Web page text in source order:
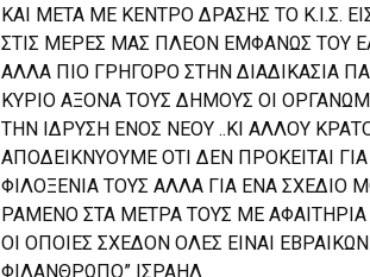
ΚΑΙ ΜΕΤΑ ΜΕ ΚΕΝΤΡΟ ΔΡΑΣΗΣ ΤΟ Κ.Ι.Σ.
ΣΤΙΣ ΜΕΡΕΣ ΜΑΣ ΠΛΕΟΝ ΕΜΦΑΝΩΣ ΤΟΥ
ΑΛΛΑ ΠΙΟ ΓΡΗΓΟΡΟ ΣΤΗΝ ΔΙΑΔΙΚΑΣΙΑ
ΚΥΡΙΟ ΑΞΟΝΑ ΤΟΥΣ ΔΗΜΟΥΣ ΟΙ
ΤΗΝ ΙΔΡΥΣΗ ΕΝΟΣ ΝΕΟΥ ..ΚΙ ΑΛΛΟΥ
ΑΠΟΔΕΙΚΝΥΟΥΜΕ ΟΤΙ ΔΕΝ ΠΡΟΚΕΙΤΑΙ
ΦΙΛΟΞΕΝΙΑ ΤΟΥΣ ΑΛΛΑ ΓΙΑ ΕΝΑ
ΡΑΜΕΝΟ ΣΤΑ ΜΕΤΡΑ ΤΟΥΣ ΜΕ ΑΦΑΙΤΗΡΙΑ
ΟΙ ΟΠΟΙΕΣ ΣΧΕΔΟΝ ΟΛΕΣ ΕΙΝΑΙ
ΦΙΛΑΝΘΡΩΠΟ” ΙΣΡΑΗΛ